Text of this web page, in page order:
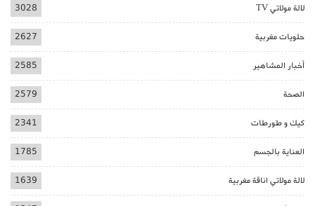
لالة مولاتي TV 3028
حلويات مغربية 2627
أخبار المشاهير 2585
الصحة 2579
كيك و طورطات 2341
العناية بالجسم 1785
لالة مولاتي اناقة مغربية 1639